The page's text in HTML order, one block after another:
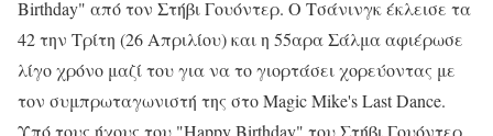
Birthday" από τον Στήβι Γουόντερ. Ο Τσάνινγκ έκλεισε τα
42 την Τρίτη (26 Απριλίου) και η 55αρα Σάλμα αφιέρωσε
λίγο χρόνο μαζί του για να το γιορτάσει χορεύοντας με
τον συμπρωταγωνιστή της στο Magic Mike's Last Dance.
Υπό τους ήχους του "Happy Birthday" του Στήβι Γουόντερ,